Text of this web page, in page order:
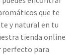
que te
y natural en tu
tienda online
perfecto para